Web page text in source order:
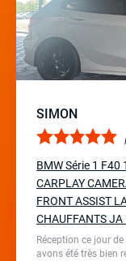
SIMON
BMW Série 1 F40
CARPLAY
FRONT ASSIST
CHAUFFANTS
Réception ce jour
avons été très bien